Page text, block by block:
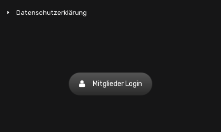
Datenschutzerklärung
Mitglieder Login